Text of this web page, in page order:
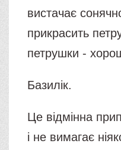
вистачає
прикрасить
петрушки -
Базилік.
Це відмінна
і не вимагає